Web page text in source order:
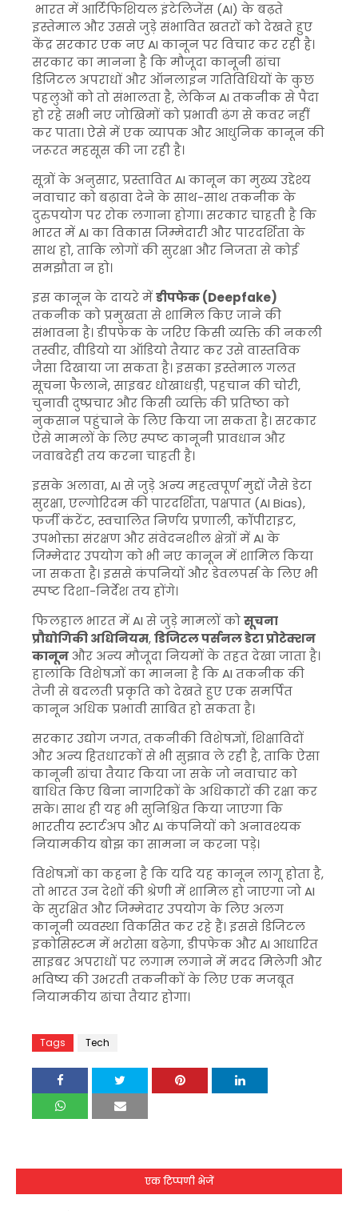
भारत में आर्टिफिशियल इंटेलिजेंस (AI) के बढ़ते
इस्तेमाल और उससे जुड़े संभावित खतरों को देखते हुए
केंद्र सरकार एक नए AI कानून पर विचार कर रही है।
सरकार का मानना है कि मौजूदा कानूनी ढांचा
डिजिटल अपराधों और ऑनलाइन गतिविधियों के कुछ
पहलुओं को तो संभालता है, लेकिन AI तकनीक से पैदा
हो रहे सभी नए जोखिमों को प्रभावी ढंग से कवर नहीं
कर पाता। ऐसे में एक व्यापक और आधुनिक कानून की
जरूरत महसूस की जा रही है।
सूत्रों के अनुसार, प्रस्तावित AI कानून का मुख्य उद्देश्य
नवाचार को बढ़ावा देने के साथ-साथ तकनीक के
दुरुपयोग पर रोक लगाना होगा। सरकार चाहती है कि
भारत में AI का विकास जिम्मेदारी और पारदर्शिता के
साथ हो, ताकि लोगों की सुरक्षा और निजता से कोई
समझौता न हो।
इस कानून के दायरे मेंडीपफेक (Deepfake)
तकनीक को प्रमुखता से शामिल किए जाने की
संभावना है। डीपफेक के जरिए किसी व्यक्ति की नकली
तस्वीर, वीडियो या ऑडियो तैयार कर उसे वास्तविक
जैसा दिखाया जा सकता है। इसका इस्तेमाल गलत
सूचना फैलाने, साइबर धोखाधड़ी, पहचान की चोरी,
चुनावी दुष्प्रचार और किसी व्यक्ति की प्रतिष्ठा को
नुकसान पहुंचाने के लिए किया जा सकता है। सरकार
ऐसे मामलों के लिए स्पष्ट कानूनी प्रावधान और
जवाबदेही तय करना चाहती है।
इसके अलावा, AI से जुड़े अन्य महत्वपूर्ण मुद्दों जैसे डेटा
सुरक्षा, एल्गोरिदम की पारदर्शिता, पक्षपात (AI Bias),
फर्जी कंटेंट, स्वचालित निर्णय प्रणाली, कॉपीराइट,
उपभोक्ता संरक्षण और संवेदनशील क्षेत्रों में AI के
जिम्मेदार उपयोग को भी नए कानून में शामिल किया
जा सकता है। इससे कंपनियों और डेवलपर्स के लिए भी
स्पष्ट दिशा-निर्देश तय होंगे।
फिलहाल भारत में AI से जुड़े मामलों कोसूचना
प्रौद्योगिकी अधिनियम,डिजिटल पर्सनल डेटा प्रोटेक्शन
कानून और अन्य मौजूदा नियमों के तहत देखा जाता है।
हालांकि विशेषज्ञों का मानना है कि AI तकनीक की
तेजी से बदलती प्रकृति को देखते हुए एक समर्पित
कानून अधिक प्रभावी साबित हो सकता है।
सरकार उद्योग जगत, तकनीकी विशेषज्ञों, शिक्षाविदों
और अन्य हितधारकों से भी सुझाव ले रही है, ताकि ऐसा
कानूनी ढांचा तैयार किया जा सके जो नवाचार को
बाधित किए बिना नागरिकों के अधिकारों की रक्षा कर
सके। साथ ही यह भी सुनिश्चित किया जाएगा कि
भारतीय स्टार्टअप और AI कंपनियों को अनावश्यक
नियामकीय बोझ का सामना न करना पड़े।
विशेषज्ञों का कहना है कि यदि यह कानून लागू होता है,
तो भारत उन देशों की श्रेणी में शामिल हो जाएगा जो AI
के सुरक्षित और जिम्मेदार उपयोग के लिए अलग
कानूनी व्यवस्था विकसित कर रहे हैं। इससे डिजिटल
इकोसिस्टम में भरोसा बढ़ेगा, डीपफेक और AI आधारित
साइबर अपराधों पर लगाम लगाने में मदद मिलेगी और
भविष्य की उभरती तकनीकों के लिए एक मजबूत
नियामकीय ढांचा तैयार होगा।
Tags Tech
एक टिप्पणी भेजें